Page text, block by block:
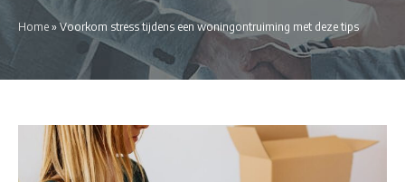
Home » Voorkom stress tijdens een woningontruiming met deze tips